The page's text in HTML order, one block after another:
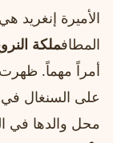
الأميرة إنغريد
المطافملكة
أمراً مهماً.
على السنغال
محل والدها في